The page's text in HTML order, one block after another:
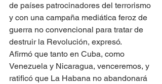
de países patrocinadores del terrorismo
y con una campaña mediática feroz de
guerra no convencional para tratar de
destruir la Revolución, expresó.
Afirmó que tanto en Cuba, como
Venezuela y Nicaragua, venceremos, y
ratificó que La Habana no abandonará